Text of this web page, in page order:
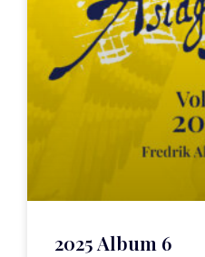
2025 Album 6